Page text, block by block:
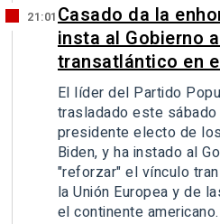
21:01Casado da la
insta al Gobierno
transatlántico en
El líder del Partido
trasladado este
presidente electo de
Biden, y ha instado al
"reforzar" el vínculo
la Unión Europea y de
el continente americano.